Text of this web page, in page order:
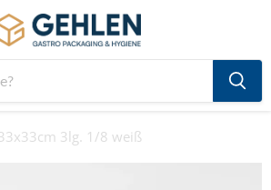
3lg. 1/8 weiß